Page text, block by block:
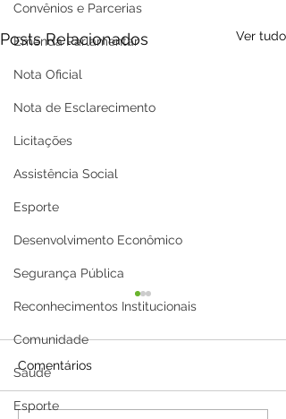
Convênios e Parcerias
Emenda Parlamentar
Nota Oficial
Nota de Esclarecimento
Licitações
Assistência Social
Esporte
Desenvolvimento Econômico
Segurança Pública
Reconhecimentos Institucionais
Comunidade
Saúde
Esporte
Posts Relacionados Ver tudo
Comentários